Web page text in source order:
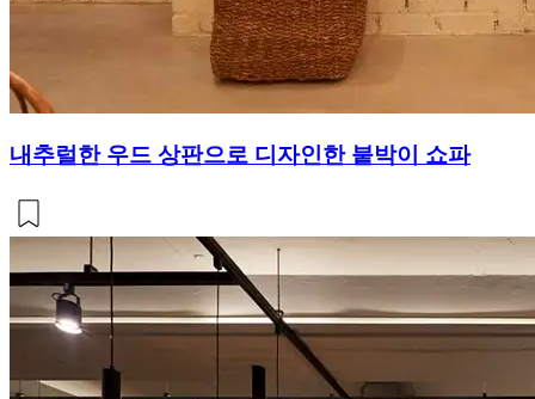
내추럴한 우드 상판으로 디자인한 붙박이 쇼파